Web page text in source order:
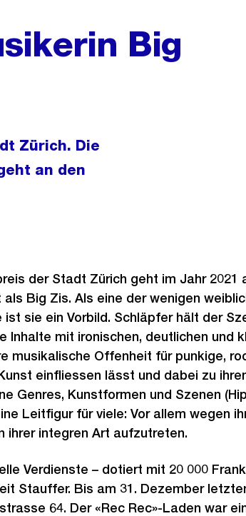
Big
Zürich. Die
an den
der Stadt Zürich geht im Jahr 2021
Big Zis. Als eine der wenigen
sie ein Vorbild. Schläpfer hält der
Inhalte mit ironischen, deutlichen und
musikalische Offenheit für punkige,
einfliessen lässt und dabei zu
Genres, Kunstformen und Szenen
Leitfigur für viele: Vor allem wegen
ihrer integren Art aufzutreten.
Verdienste – dotiert mit 20 000
Stauffer. Bis am 31. Dezember
64. Der «Rec Rec»-Laden war